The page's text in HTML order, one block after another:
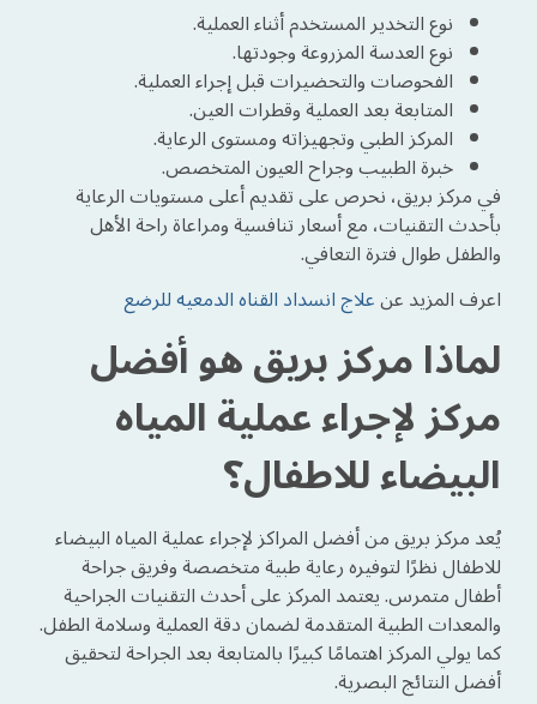
نوع التخدير المستخدم أثناء العملية.
نوع العدسة المزروعة وجودتها.
الفحوصات والتحضيرات قبل إجراء العملية.
المتابعة بعد العملية وقطرات العين.
المركز الطبي وتجهيزاته ومستوى الرعاية.
خبرة الطبيب وجراح العيون المتخصص.
في مركز بريق، نحرص على تقديم أعلى مستويات الرعاية
بأحدث التقنيات، مع أسعار تنافسية ومراعاة راحة الأهل
والطفل طوال فترة التعافي.
اعرف المزيد عنعلاج انسداد القناه الدمعيه للرضع
لماذا مركز بريق هو أفضل
مركز لإجراء عملية المياه
البيضاء للاطفال؟
يُعد مركز بريق من أفضل المراكز لإجراء عملية المياه البيضاء
للاطفال نظرًا لتوفيره رعاية طبية متخصصة وفريق جراحة
أطفال متمرس. يعتمد المركز على أحدث التقنيات الجراحية
والمعدات الطبية المتقدمة لضمان دقة العملية وسلامة الطفل.
كما يولي المركز اهتمامًا كبيرًا بالمتابعة بعد الجراحة لتحقيق
أفضل النتائج البصرية.